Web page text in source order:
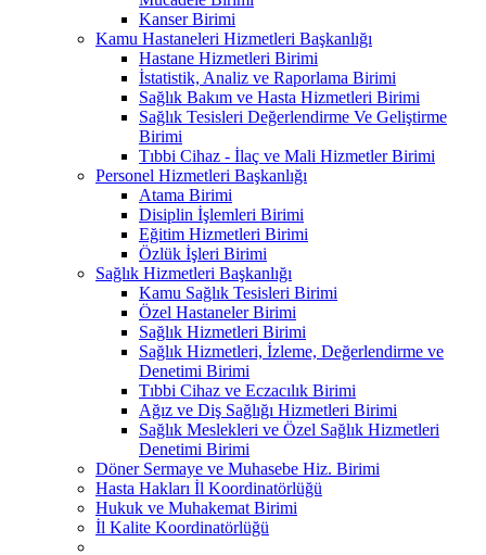
Kanser Birimi
Kamu Hastaneleri Hizmetleri Başkanlığı
Hastane Hizmetleri Birimi
İstatistik, Analiz ve Raporlama Birimi
Sağlık Bakım ve Hasta Hizmetleri Birimi
Sağlık Tesisleri Değerlendirme Ve Geliştirme
Birimi
Tıbbi Cihaz - İlaç ve Mali Hizmetler Birimi
Personel Hizmetleri Başkanlığı
Atama Birimi
Disiplin İşlemleri Birimi
Eğitim Hizmetleri Birimi
Özlük İşleri Birimi
Sağlık Hizmetleri Başkanlığı
Kamu Sağlık Tesisleri Birimi
Özel Hastaneler Birimi
Sağlık Hizmetleri Birimi
Sağlık Hizmetleri, İzleme, Değerlendirme ve
Denetimi Birimi
Tıbbi Cihaz ve Eczacılık Birimi
Ağız ve Diş Sağlığı Hizmetleri Birimi
Sağlık Meslekleri ve Özel Sağlık Hizmetleri
Denetimi Birimi
Döner Sermaye ve Muhasebe Hiz. Birimi
Hasta Hakları İl Koordinatörlüğü
Hukuk ve Muhakemat Birimi
İl Kalite Koordinatörlüğü